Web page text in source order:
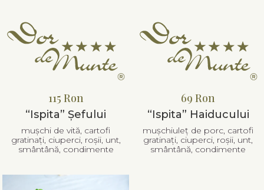
115 Ron
“Ispita” Șefului
mușchi de vită, cartofi
gratinați, ciuperci, roșii, unt,
smântână, condimente
69 Ron
“Ispita” Haiducului
mușchiuleț de porc, cartofi
gratinați, ciuperci, roșii, unt,
smântână, condimente